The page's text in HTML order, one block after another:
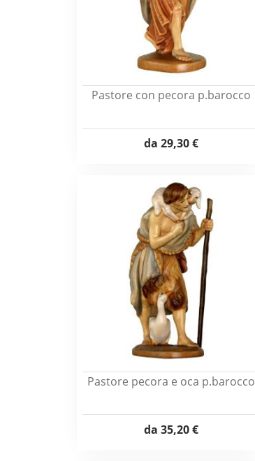
Pastore con pecora p.barocco
da 29,30 €
Pastore pecora e oca p.barocco
da 35,20 €